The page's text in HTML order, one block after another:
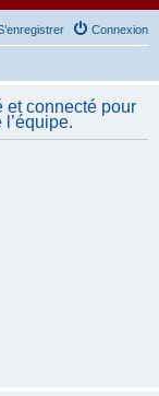
Connexion
et connecté pour